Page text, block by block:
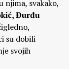
njima, svakako,
Đurđu
su dobili
svojih